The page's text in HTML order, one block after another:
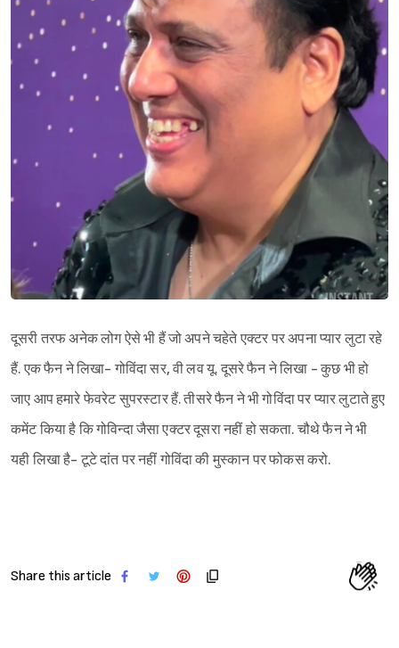
दूसरी तरफ अनेक लोग ऐसे भी हैं जो अपने चहेते एक्टर पर अपना प्यार लुटा रहे
हैं. एक फैन ने लिखा- गोविंदा सर, वी लव यू. दूसरे फैन ने लिखा - कुछ भी हो
जाए आप हमारे फेवरेट सुपरस्टार हैं. तीसरे फैन ने भी गोविंदा पर प्यार लुटाते हुए
कमेंट किया है कि गोविन्दा जैसा एक्टर दूसरा नहीं हो सकता. चौथे फैन ने भी
यही लिखा है- टूटे दांत पर नहीं गोविंदा की मुस्कान पर फोकस करो.
Share this article